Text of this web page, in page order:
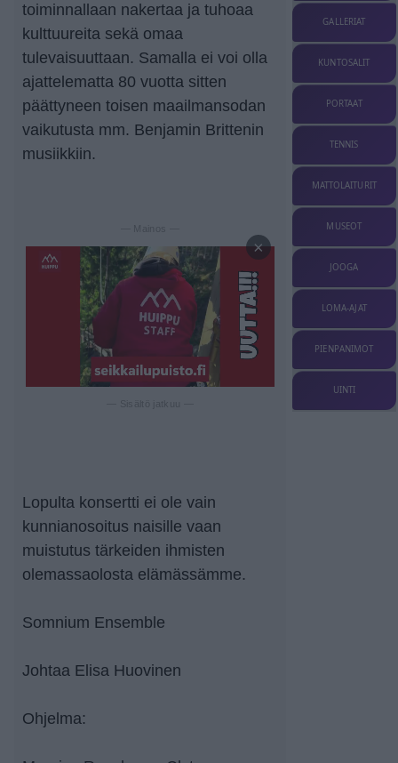
toiminnallaan nakertaa ja tuhoaa
kulttuureita sekä omaa
tulevaisuuttaan. Samalla ei voi olla
ajattelematta 80 vuotta sitten
päättyneen toisen maailmansodan
vaikutusta mm. Benjamin Brittenin
musiikkiin.
×
Lopulta konsertti ei ole vain
kunnianosoitus naisille vaan
muistutus tärkeiden ihmisten
olemassaolosta elämässämme.
Somnium Ensemble
Johtaa Elisa Huovinen
Ohjelma:
GALLERIAT
KUNTOSALIT
PORTAAT
TENNIS
MATTOLAITURIT
MUSEOT
JOOGA
LOMA-AJAT
PIENPANIMOT
UINTI